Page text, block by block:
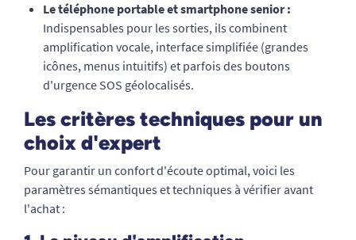
Le téléphone portable et smartphone senior :
Indispensables pour les sorties, ils combinent
amplification vocale, interface simplifiée (grandes
icônes, menus intuitifs) et parfois des boutons
d'urgence SOS géolocalisés.
Les critères techniques pour un
choix d'expert
Pour garantir un confort d'écoute optimal, voici les
paramètres sémantiques et techniques à vérifier avant
l'achat :